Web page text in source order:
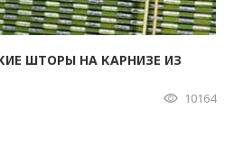
ШТОРЫ НА КАРНИЗЕ ИЗ
10164